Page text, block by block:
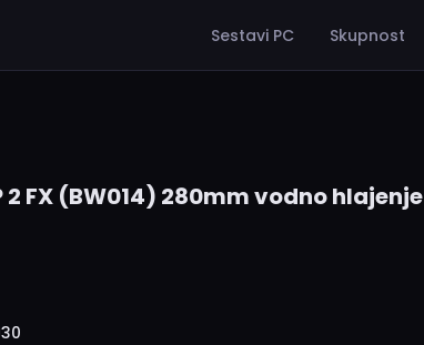
Sestavi PC Skupnost
2 FX (BW014) 280mm vodno hlajenje